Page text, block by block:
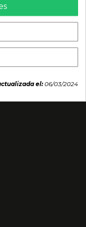
el:06/03/2024